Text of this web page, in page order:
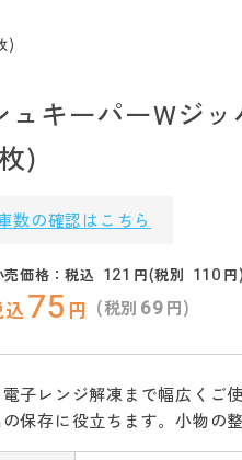
)
ュキーパーWジ
)
数の確認はこちら
価格：税込 121 円(税別 110 円)
込75円 (税別 69円)
子レンジ解凍まで幅広くご
保存に役立ちます。小物の